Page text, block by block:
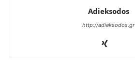
Adieksodos
http://adieksodos.gr